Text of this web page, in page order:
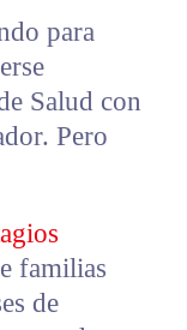
para
Salud con
Pero
familias
de